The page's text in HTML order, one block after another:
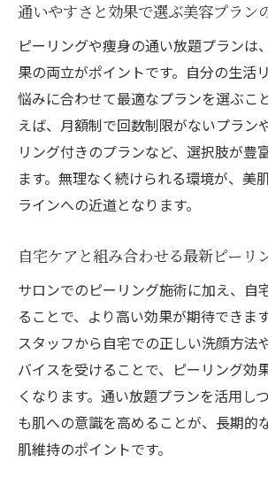
通いやすさと効果で選ぶ美容プラン
ピーリングや痩身の通い放題プランは
果の両立がポイントです。自分の生活
悩みに合わせて最適なプランを選ぶこ
えば、月額制で回数制限がないプラン
リング付きのプランなど、選択肢が豊
ます。無理なく続けられる環境が、美
ラインへの近道となります。
自宅ケアと組み合わせる最新ピーリ
サロンでのピーリング施術に加え、自
ることで、より高い効果が期待できま
スタッフから自宅での正しい洗顔方法
バイスを受けることで、ピーリング効
くなります。通い放題プランを活用し
も肌への意識を高めることが、長期的
肌維持のポイントです。